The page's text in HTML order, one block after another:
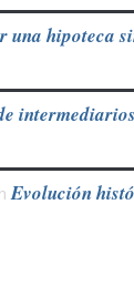
una hipoteca
Evolución